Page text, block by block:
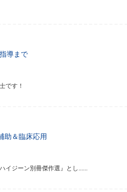
導まで
です！
助＆臨床応用
イジーン別冊傑作選』とし......